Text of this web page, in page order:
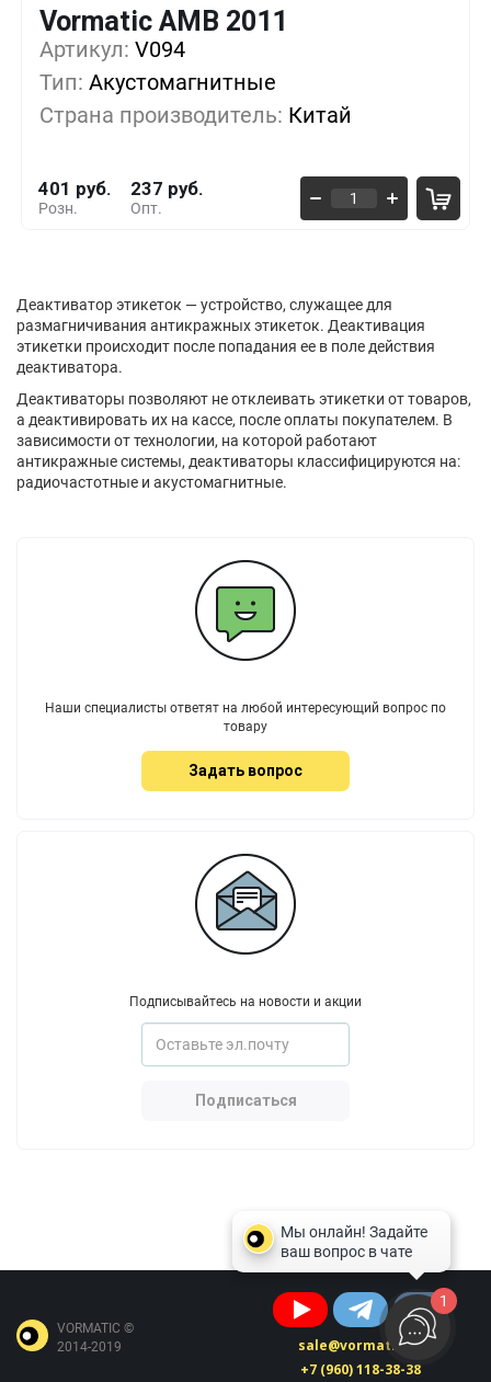
Vormatic AMB 2011
Артикул: V094
Тип: Акустомагнитные
Страна производитель: Китай
Розн.
401 руб.
Опт.
237 руб.
1+ 0%
5+ -13%
10+ -27%
Деактиватор этикеток — устройство, служащее для
размагничивания антикражных этикеток. Деактивация
этикетки происходит после попадания ее в поле действия
деактиватора.
Деактиваторы позволяют не отклеивать этикетки от товаров,
а деактивировать их на кассе, после оплаты покупателем. В
зависимости от технологии, на которой работают
антикражные системы, деактиваторы классифицируются на:
радиочастотные и акустомагнитные.
Наши специалисты ответят на любой интересующий вопрос по
товару
Задать вопрос
Подписывайтесь на новости и акции
Подписаться
VORMATIC ©
2014-2019
sale@vormatic.ru
+7 (960) 118-38-38
1